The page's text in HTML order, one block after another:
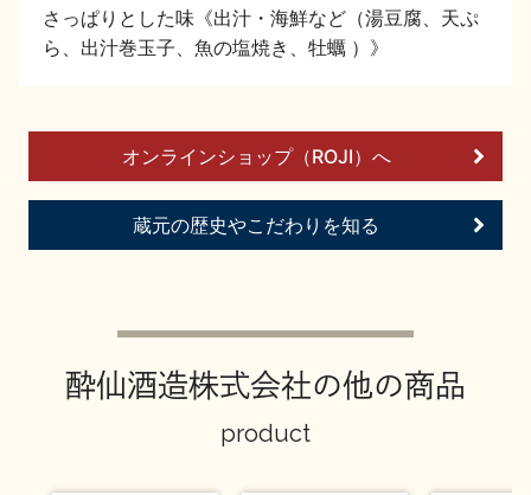
さっぱりとした味《出汁・海鮮など（湯豆腐、天ぷ
ら、出汁巻玉子、魚の塩焼き、牡蠣 ）》
オンラインショップ（ROJI）へ
蔵元の歴史やこだわりを知る
酔仙酒造株式会社の他の商品
product